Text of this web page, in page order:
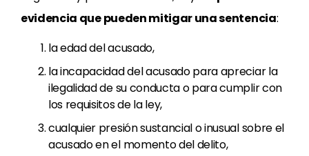
evidencia que pueden mitigar una sentencia:
la edad del acusado,
la incapacidad del acusado para apreciar la
ilegalidad de su conducta o para cumplir con
los requisitos de la ley,
cualquier presión sustancial o inusual sobre el
acusado en el momento del delito,